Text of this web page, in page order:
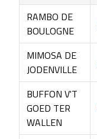
RAMBO DE
BOULOGNE
MIMOSA DE
JODENVILLE
BUFFON V'T
GOED TER
WALLEN